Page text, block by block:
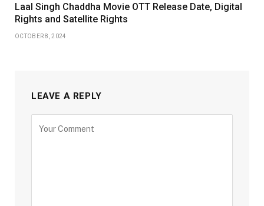
Laal Singh Chaddha Movie OTT Release Date, Digital
Rights and Satellite Rights
OCTOBER 8, 2024
LEAVE A REPLY